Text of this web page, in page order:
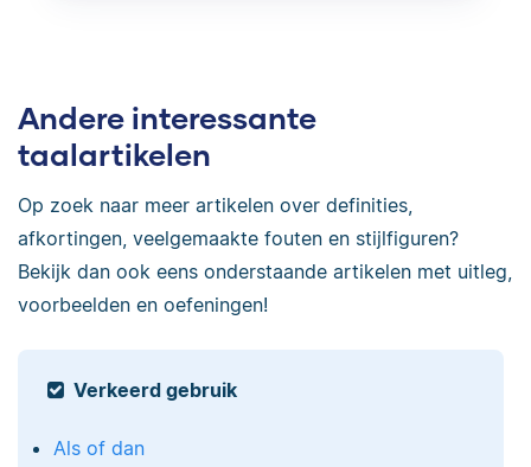
Andere interessante
taalartikelen
Op zoek naar meer artikelen over definities,
afkortingen, veelgemaakte fouten en stijlfiguren?
Bekijk dan ook eens onderstaande artikelen met uitleg,
voorbeelden en oefeningen!
Verkeerd gebruik
Als of dan